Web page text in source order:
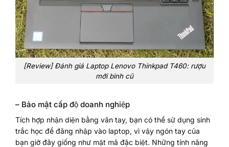
[Review] Đánh giá Laptop Lenovo Thinkpad T460: rượu
mới bình cũ
– Bảo mật cấp độ doanh nghiệp
Tích hợp nhận diện bằng vân tay, bạn có thể sử dụng sinh
trắc học để đăng nhập vào laptop, vì vậy ngón tay của
bạn giờ đây giống như mật mã đặc biệt. Những tính năng